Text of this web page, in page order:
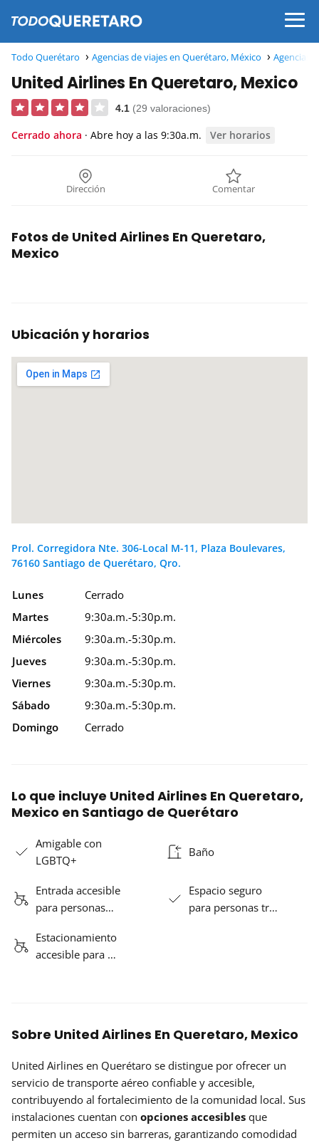
Todo Querétaro Agencias de viajes en Querétaro, México Agencias
United Airlines En Queretaro, Mexico
4.1 (29 valoraciones)
Cerrado ahora · Abre hoy a las 9:30a.m. Ver horarios
Dirección Comentar
Fotos de United Airlines En Queretaro,
Mexico
Ubicación y horarios
Prol. Corregidora Nte. 306-Local M-11, Plaza Boulevares,
76160 Santiago de Querétaro, Qro.
Lunes
Cerrado
Martes
9:30a.m.-5:30p.m.
Miércoles
9:30a.m.-5:30p.m.
Jueves
9:30a.m.-5:30p.m.
Viernes
9:30a.m.-5:30p.m.
Sábado
9:30a.m.-5:30p.m.
Domingo
Cerrado
Lo que incluye United Airlines En Queretaro,
Mexico en Santiago de Querétaro
Amigable con
LGBTQ+
Baño
Entrada accesible
para personas…
Espacio seguro
para personas tr…
Estacionamiento
accesible para …
Sobre United Airlines En Queretaro, Mexico
United Airlines en Querétaro se distingue por ofrecer un
servicio de transporte aéreo confiable y accesible,
contribuyendo al fortalecimiento de la comunidad local. Sus
instalaciones cuentan con opciones accesibles que
permiten un acceso sin barreras, garantizando comodidad